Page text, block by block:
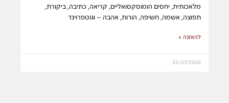
מלאכותית, יחסים הומוסקסואליים, קריאה, כתיבה, ביקורת,
תפוצה, אשמה, חשיפה, הורות, אהבה – וגוטפרוינד
להאזנה »
22/07/2026